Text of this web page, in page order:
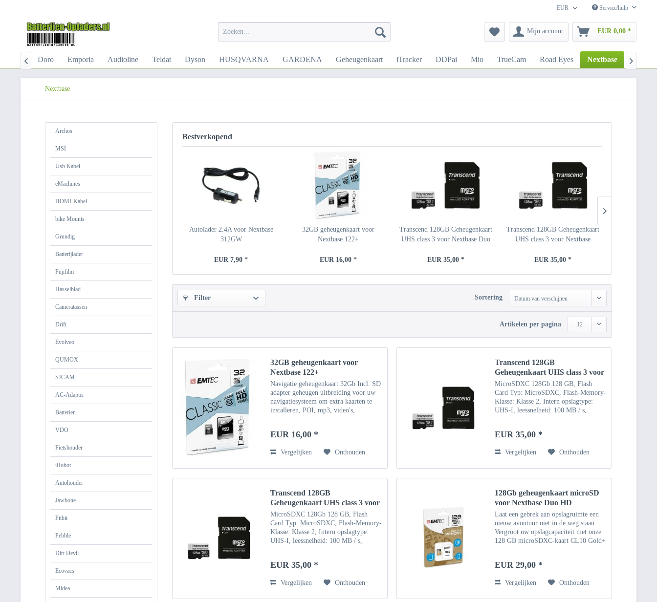
EUR Service/hulp
Mijn account EUR 0,00 *
Doro Emporia Audioline Teldat Dyson HUSQVARNA GARDENA Geheugenkaart iTracker DDPai Mio TrueCam Road Eyes Nextbase Navitel
 
Nextbase
Archos
MSI
Usb Kabel
eMachines
HDMI-Kabel
bike Mounts
Grundig
Batterijlader
Fujifilm
Hasselblad
Cameratassen
Drift
Evolveo
QUMOX
SJCAM
AC-Adapter
Batterier
VDO
Fietshouder
iRobot
Autohouder
Jawbone
Fitbit
Pebble
Dirt Devil
Ecovacs
Midea
Bestverkopend
Autolader 2.4A voor Nextbase
312GW
EUR 7,90 *
32GB geheugenkaart voor
Nextbase 122+
EUR 16,00 *
Transcend 128GB Geheugenkaart
UHS class 3 voor Nextbase Duo
EUR 35,00 *
Transcend 128GB Geheugenkaart
UHS class 3 voor Nextbase
EUR 35,00 *
Filter Sortering Datum van verschijnen
Artikelen per pagina 12
32GB geheugenkaart voor
Nextbase 122+
Navigatie geheugenkaart 32Gb Incl. SD
adapter geheugen uitbreiding voor uw
navigatiesysteem om extra kaarten te
installeren, POI, mp3, video's,
EUR 16,00 *
Vergelijken Onthouden
Transcend 128GB
Geheugenkaart UHS class 3 voor
Nextbase Duo HD
MicroSDXC 128Gb 128 GB, Flash
Card Typ: MicroSDXC, Flash-Memory-
Klasse: Klasse 2, Intern opslagtype:
UHS-I, leessnelheid: 100 MB / s,
videosnelheidsklasse: V30.
EUR 35,00 *
Vergelijken Onthouden
Transcend 128GB
Geheugenkaart UHS class 3 voor
Nextbase 312GW
MicroSDXC 128Gb 128 GB, Flash
Card Typ: MicroSDXC, Flash-Memory-
Klasse: Klasse 2, Intern opslagtype:
UHS-I, leessnelheid: 100 MB / s,
videosnelheidsklasse: V30.
EUR 35,00 *
Vergelijken Onthouden
128Gb geheugenkaart microSD
voor Nextbase Duo HD
Laat een gebrek aan opslagruimte een
nieuw avontuur niet in de weg staan.
Vergroot uw opslagcapaciteit met onze
128 GB microSDXC-kaart CL10 Gold+
adapter geplaatst en...
EUR 29,00 *
Vergelijken Onthouden